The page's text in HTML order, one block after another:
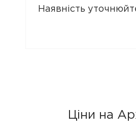
Наявність
Ціни на